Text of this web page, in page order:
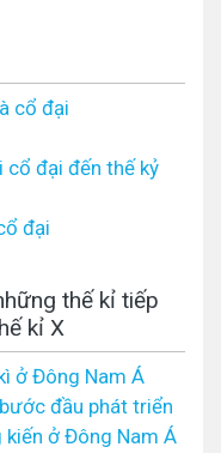
cổ đại
cổ đại đến thế kỷ
đại
thế kỉ tiếp
kỉ X
ở Đông Nam Á
đầu phát triển
ở Đông Nam Á